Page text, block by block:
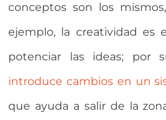
conceptos son los
ejemplo, la creatividad es
potenciar las ideas; por
introduce cambios en un
que ayuda a salir de la